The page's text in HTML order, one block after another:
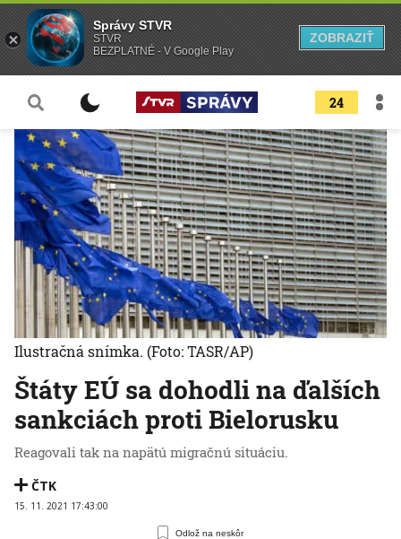
24
Štáty EÚ sa dohodli na ďalších
sankciách proti Bielorusku
Reagovali tak na napätú migračnú situáciu.
ČTK
15. 11. 2021 17:43:00
Odlož na neskôr
Ilustračná snímka. (Foto: TASR/AP)
Správy STVR
STVR
BEZPLATNÉ - V Google Play
ZOBRAZIŤ